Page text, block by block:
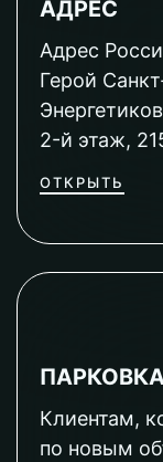
АДРЕС
Адрес
Герой
2-й этаж,
ОТКРЫТЬ
Клиентам,
по новым